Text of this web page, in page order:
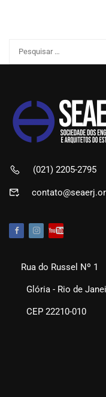
(021) 2205-2795
Rua do Russel Nº 1
Glória - Rio de
CEP 22210-010